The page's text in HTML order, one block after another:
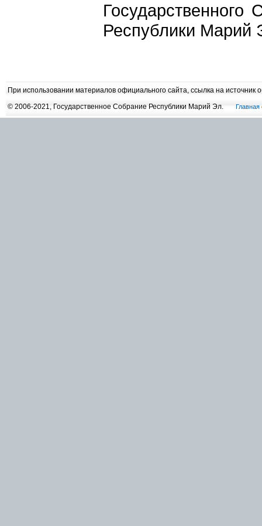
Республики Марий
При использовании материалов официального сайта, ссылка на источник
© 2006-2021, Государственное Собрание Республики Марий Эл.
Главная